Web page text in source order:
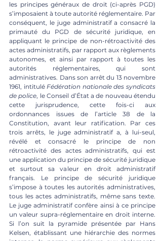
les principes généraux de droit (ci-après PGD)
s’imposaient à toute autorité réglementaire. Par
conséquent, le juge administratif a consacré la
primauté du PGD de sécurité juridique, en
appliquant le principe de non-rétroactivité des
actes administratifs, par rapport aux règlements
autonomes, et ainsi par rapport à toutes les
autorités réglementaires, qui sont
administratives. Dans son arrêt du 13 novembre
1961, intitulé Fédération nationale des syndicats
de police, le Conseil d’État a de nouveau étendu
cette jurisprudence, cette fois-ci aux
ordonnances issues de l’article 38 de la
Constitution, avant leur ratification. Par ces
trois arrêts, le juge administratif a, à lui-seul,
révélé et consacré le principe de non
rétroactivité des actes administratifs, qui est
une application du principe de sécurité juridique
et surtout sa valeur en droit administratif
français. Le principe de sécurité juridique
s’impose à toutes les autorités administratives,
tous les actes administratifs, même sans texte.
Le juge administratif confère ainsi à ce principe
un valeur supra-réglementaire en droit interne.
Si l’on suit la pyramide présentée par Hans
Kelsen, établissant une hiérarchie des normes